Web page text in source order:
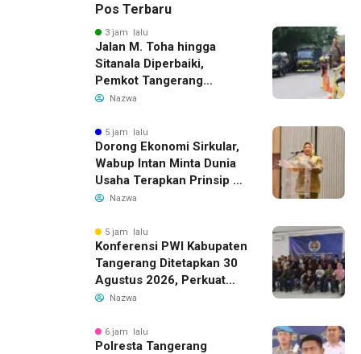
Pos Terbaru
3 jam lalu
Jalan M. Toha hingga
Sitanala Diperbaiki,
Pemkot Tangerang
Siapkan Rekayasa Lalu
Nazwa
5 jam lalu
Dorong Ekonomi Sirkular,
Wabup Intan Minta Dunia
Usaha Terapkan Prinsip 3R
dalam Pengelolaan Limbah
Nazwa
5 jam lalu
Konferensi PWI Kabupaten
Tangerang Ditetapkan 30
Agustus 2026, Perkuat
Demokrasi dan Soliditas
Nazwa
6 jam lalu
Polresta Tangerang